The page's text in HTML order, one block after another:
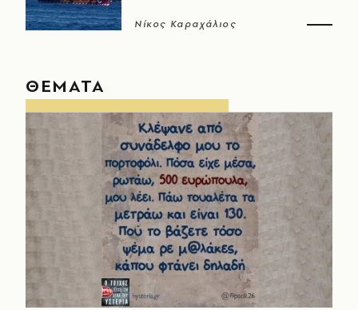
Νίκος Καραχάλιος
ΘΕΜΑΤΑ